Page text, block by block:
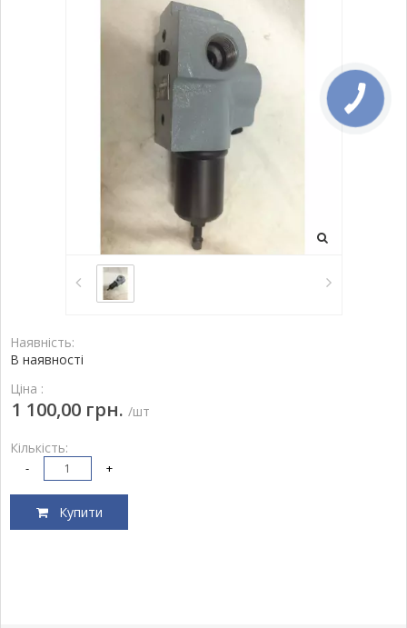
Наявність:
В наявності
Ціна :
1 100,00 грн. /шт
Кількість:
- +
Купити